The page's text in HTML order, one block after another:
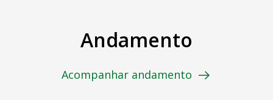
Andamento
Acompanhar andamento